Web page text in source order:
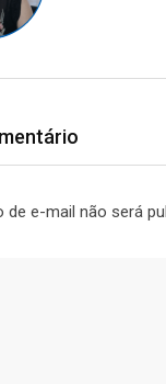
de e-mail não será